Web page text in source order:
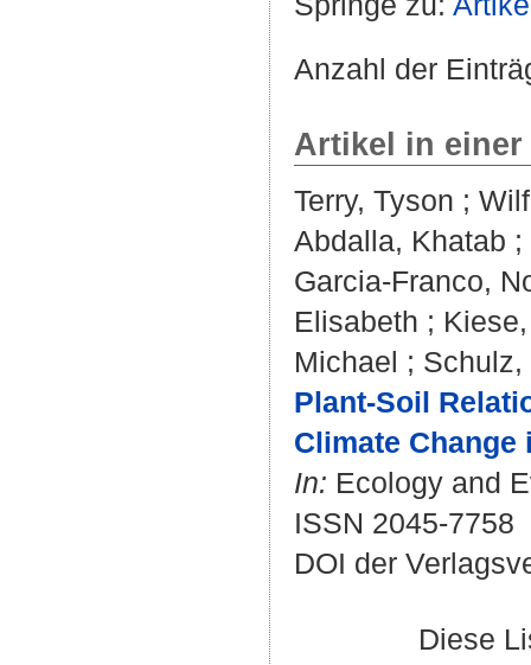
Anzahl der
Artikel in
Terry, Tyson ;
Abdalla, Khatab ;
Garcia-Franco,
Elisabeth ;
Michael ; Schulz,
Plant-Soil
Climate
In: Ecology and
ISSN 2045-7758
DOI der
Diese